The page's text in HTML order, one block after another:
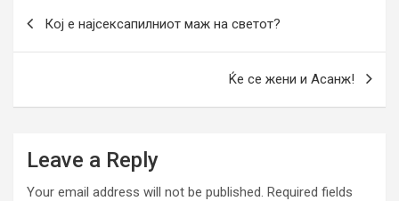
navigation
Кој е најсексапилниот маж на светот?
Ќе се жени и Асанж!
Leave a Reply
Your email address will not be published. Required fields